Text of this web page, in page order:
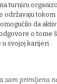
turniru
održavaju
da
o tome
svojoj karijeri.
sam primljena